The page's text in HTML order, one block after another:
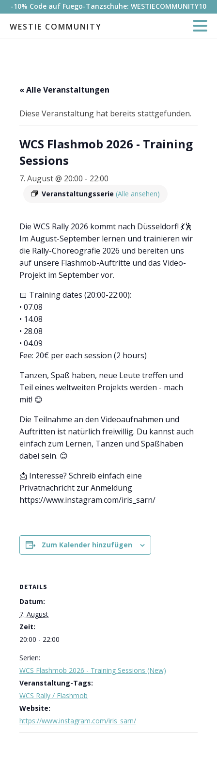
-10% Code auf Fuego-Tanzschuhe: WESTIECOMMUNITY10
WESTIE COMMUNITY
« Alle Veranstaltungen
Diese Veranstaltung hat bereits stattgefunden.
WCS Flashmob 2026 - Training
Sessions
7. August @ 20:00 - 22:00
Veranstaltungsserie (Alle ansehen)
Die WCS Rally 2026 kommt nach Düsseldorf! 💃🕺
Im August-September lernen und trainieren wir
die Rally-Choreografie 2026 und bereiten uns
auf unsere Flashmob-Auftritte und das Video-
Projekt im September vor.
📅 Training dates (20:00-22:00):
• 07.08
• 14.08
• 28.08
• 04.09
Fee: 20€ per each session (2 hours)
Tanzen, Spaß haben, neue Leute treffen und
Teil eines weltweiten Projekts werden - mach
mit! 😊
Die Teilnahme an den Videoaufnahmen und
Auftritten ist natürlich freiwillig. Du kannst auch
einfach zum Lernen, Tanzen und Spaßhaben
dabei sein. 😊
📩 Interesse? Schreib einfach eine
Privatnachricht zur Anmeldung
https://www.instagram.com/iris_sarn/
Zum Kalender hinzufügen
DETAILS
Datum:
7. August
Zeit:
20:00 - 22:00
Serien:
WCS Flashmob 2026 - Training Sessions (New)
Veranstaltung-Tags:
WCS Rally / Flashmob
Website:
https://www.instagram.com/iris_sarn/